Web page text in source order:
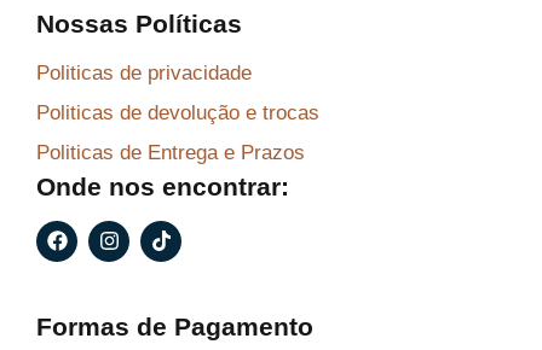
Nossas Políticas
Politicas de privacidade
Politicas de devolução e trocas
Politicas de Entrega e Prazos
Onde nos encontrar:
F
a
c
o
I
n
s
g
T
i
k
k
Formas de Pagamento